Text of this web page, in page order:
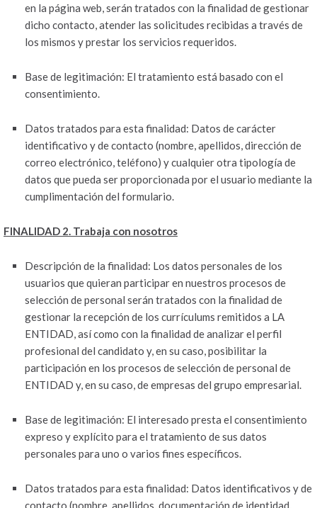
en la página web, serán tratados con la finalidad de gestionar
dicho contacto, atender las solicitudes recibidas a través de
los mismos y prestar los servicios requeridos.
Base de legitimación: El tratamiento está basado con el
consentimiento.
Datos tratados para esta finalidad: Datos de carácter
identificativo y de contacto (nombre, apellidos, dirección de
correo electrónico, teléfono) y cualquier otra tipología de
datos que pueda ser proporcionada por el usuario mediante la
cumplimentación del formulario.
FINALIDAD 2. Trabaja con nosotros
Descripción de la finalidad: Los datos personales de los
usuarios que quieran participar en nuestros procesos de
selección de personal serán tratados con la finalidad de
gestionar la recepción de los currículums remitidos a LA
ENTIDAD, así como con la finalidad de analizar el perfil
profesional del candidato y, en su caso, posibilitar la
participación en los procesos de selección de personal de
ENTIDAD y, en su caso, de empresas del grupo empresarial.
Base de legitimación: El interesado presta el consentimiento
expreso y explícito para el tratamiento de sus datos
personales para uno o varios fines específicos.
Datos tratados para esta finalidad: Datos identificativos y de
contacto (nombre, apellidos, documentación de identidad,